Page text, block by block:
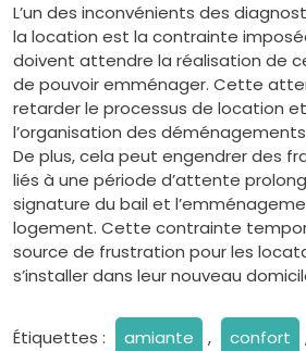
L’un des inconvénients des
la location est la contrainte
doivent attendre la réalisation de
de pouvoir emménager. Cette
retarder le processus de location
l’organisation des
De plus, cela peut engendrer des
liés à une période d’attente
signature du bail et
logement. Cette contrainte
source de frustration pour les
s’installer dans leur nouveau
Étiquettes : amiante , confort